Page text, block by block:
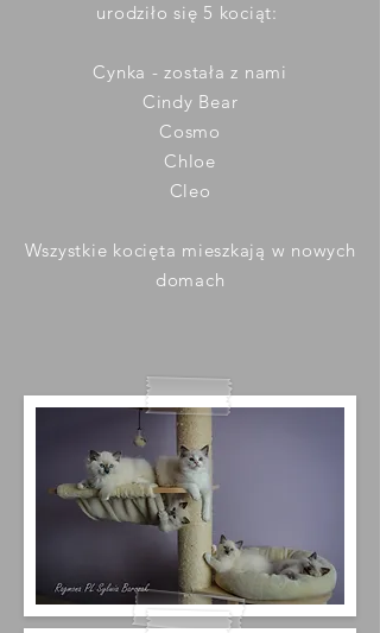
urodziło się 5 kociąt:
Cynka - została z nami
Cindy Bear
Cosmo
Chloe
Cleo
Wszystkie kocięta mieszkają w nowych
domach